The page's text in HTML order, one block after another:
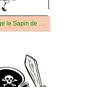
Bob l’Éponge le Sapin de Noël